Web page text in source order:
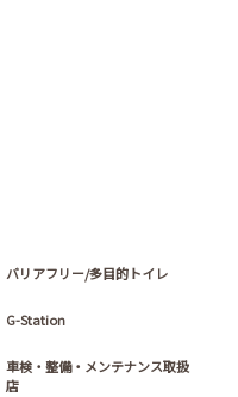
バリアフリー/多目的トイレ
G-Station
車検・整備・メンテナンス取扱
店